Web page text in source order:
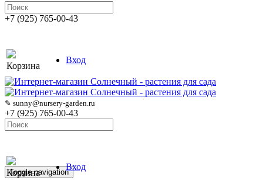
+7 (925) 765-00-43
Корзина
Вход
✎ sunny@nursery-garden.ru
+7 (925) 765-00-43
Корзина
Вход
Toggle navigation